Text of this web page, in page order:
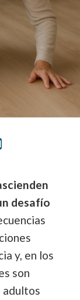
desafío
y, en los
son
adultos